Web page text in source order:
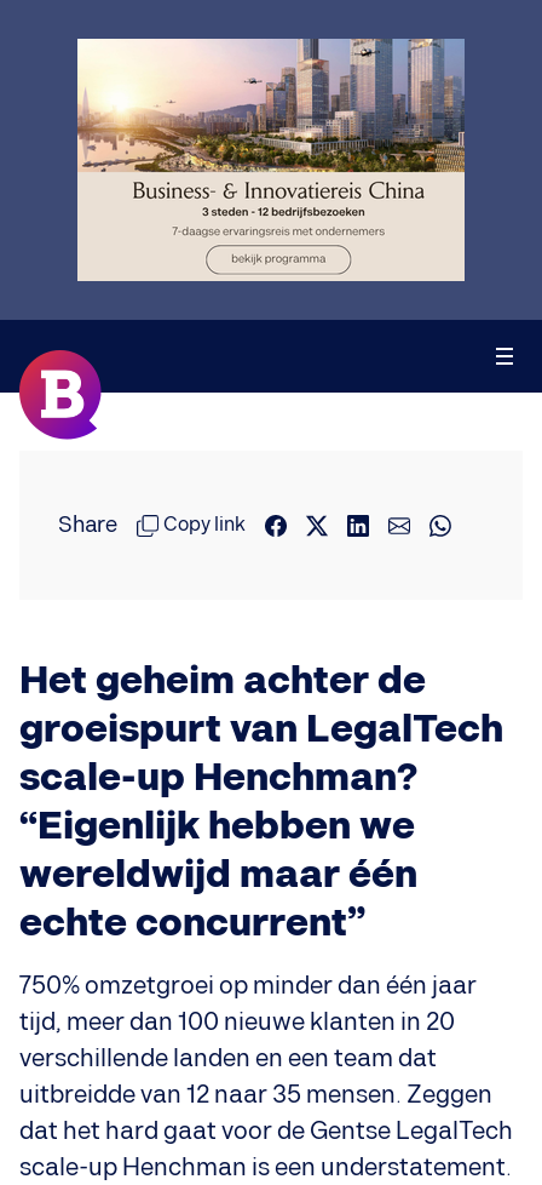
Share Copy link
Het geheim achter de
groeispurt van LegalTech
scale-up Henchman?
“Eigenlijk hebben we
wereldwijd maar één
echte concurrent”
750% omzetgroei op minder dan één jaar
tijd, meer dan 100 nieuwe klanten in 20
verschillende landen en een team dat
uitbreidde van 12 naar 35 mensen. Zeggen
dat het hard gaat voor de Gentse LegalTech
scale-up Henchman is een understatement.